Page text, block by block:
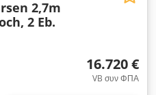
Ohrner 🔨 Η ΔΕΥΤΕΡΗ
ΟΝΛΑΪΝ
εργασίες
προσφέρουμε ένα
1. Ολοκληρωμένη αγορά:
2,7m
2 Eb.
16.720 €
VB συν ΦΠΑ